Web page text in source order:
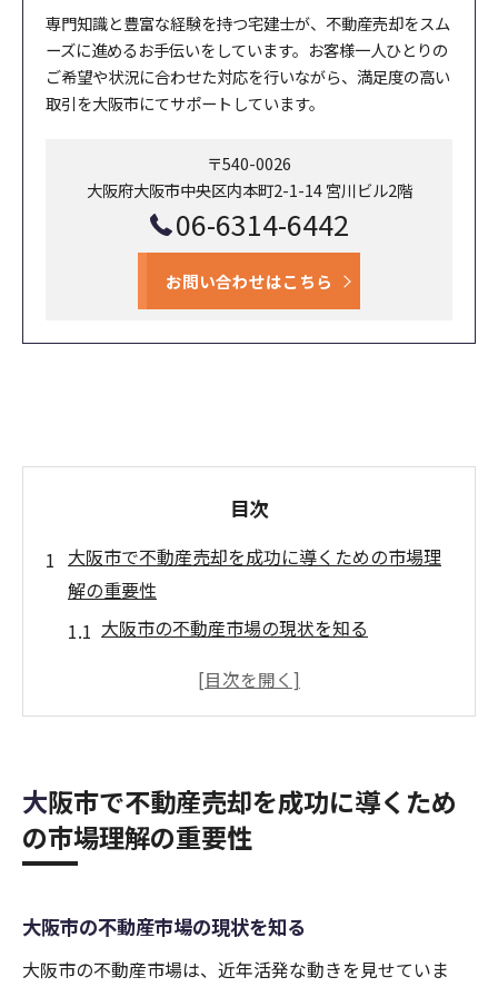
専門知識と豊富な経験を持つ宅建士が、不動産売却をスム
ーズに進めるお手伝いをしています。お客様一人ひとりの
ご希望や状況に合わせた対応を行いながら、満足度の高い
取引を大阪市にてサポートしています。
〒540-0026
大阪府大阪市中央区内本町2-1-14 宮川ビル2階
06-6314-6442
お問い合わせはこちら
目次
大阪市で不動産売却を成功に導くための市場理
解の重要性
大阪市の不動産市場の現状を知る
市場の変動要因を見極める
マーケット調査から得られるインサイト
地域特有の不動産市場動向を活かした売却戦略
大阪市の不動産トレンドを活用する
ターゲット層を明確にする
大阪市で不動産売却を成功に導くため
の市場理解の重要性
大阪市の不動産市場の現状を知る
大阪市の不動産市場は、近年活発な動きを見せていま